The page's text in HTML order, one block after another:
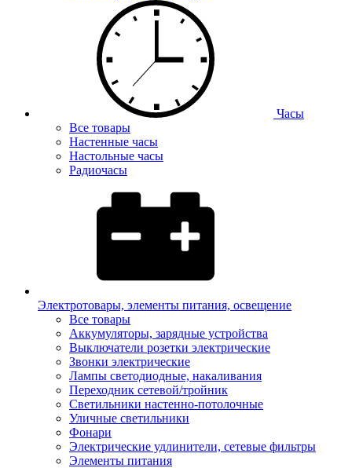
Часы
Все товары
Настенные часы
Настольные часы
Радиочасы
Электротовары, элементы питания, освещение
Все товары
Аккумуляторы, зарядные устройства
Выключатели розетки электрические
Звонки электрические
Лампы светодиодные, накаливания
Переходник сетевой/тройник
Светильники настенно-потолочные
Уличные светильники
Фонари
Электрические удлинители, сетевые фильтры
Элементы питания